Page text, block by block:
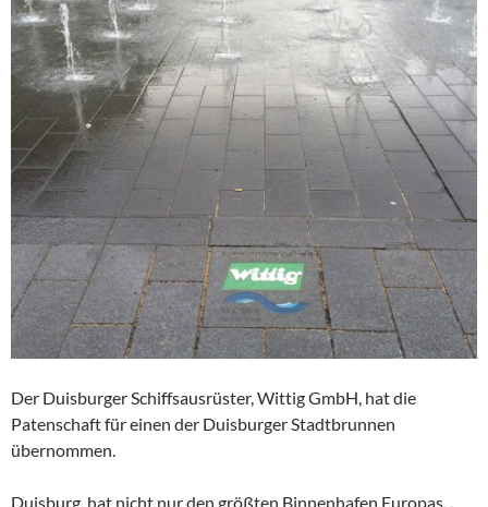
Der Duisburger Schiffsausrüster, Wittig GmbH, hat die
Patenschaft für einen der Duisburger Stadtbrunnen
übernommen.
Duisburg, hat nicht nur den größten Binnenhafen Europas,